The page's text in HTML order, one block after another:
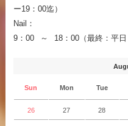
ー19：00迄）
Nail：
9：00 ～ 18：00（最終：平日
Sun Mon Tue
26 27 28